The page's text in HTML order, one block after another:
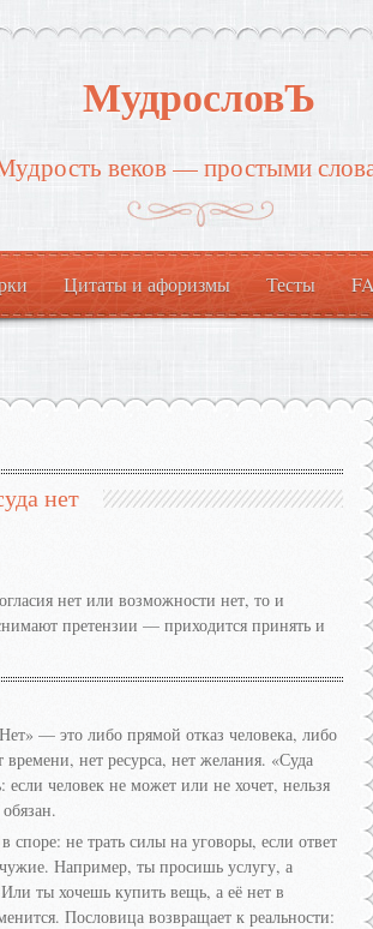
МудрословЪ
веков — простыми
Цитаты и афоризмы Тесты
нет
нет или возможности нет, то и
претензии — приходится принять и
— это либо прямой отказ человека, либо
времени, нет ресурса, нет желания. «Суда
человек не может или не хочет, нельзя
споре: не трать силы на уговоры, если ответ
Например, ты просишь услугу, а
ты хочешь купить вещь, а её нет в
Пословица возвращает к реальности: